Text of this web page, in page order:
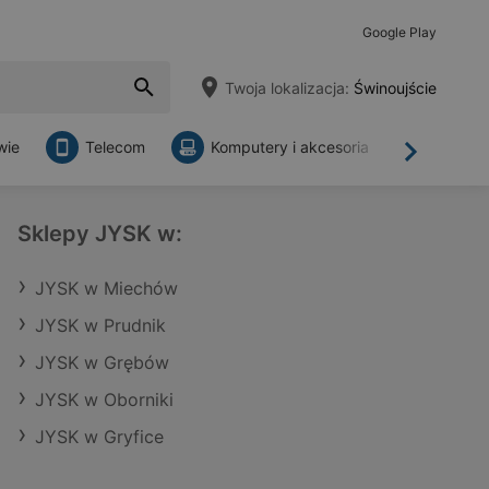
Google Play
Twoja lokalizacja: Świnoujście
Dalej
Telecom Komputery i akcesoria
Sklepy JYSK w:
JYSK w Miechów
JYSK w Prudnik
JYSK w Grębów
JYSK w Oborniki
JYSK w Gryfice